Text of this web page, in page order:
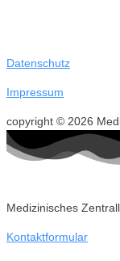
Datenschutz
Impressum
copyright © 2026
Medizinisches
Kontaktformular